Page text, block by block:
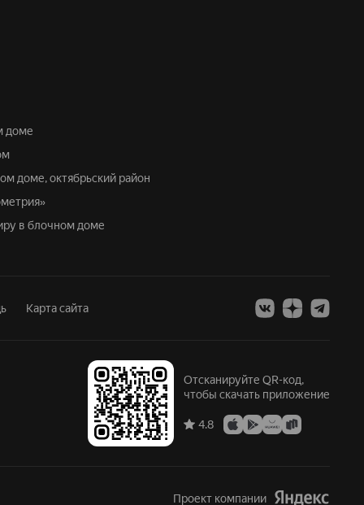
доме
доме, октябрьский район
в блочном доме
Карта сайта
Отсканируйте QR-код,
чтобы скачать приложение
4.8
Проект компании